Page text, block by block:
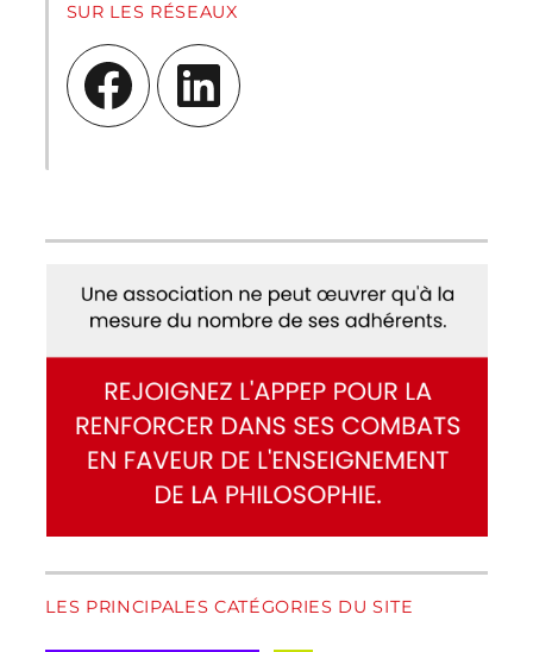
SUR LES RÉSEAUX
Facebook LinkedIn
LES PRINCIPALES CATÉGORIES DU SITE